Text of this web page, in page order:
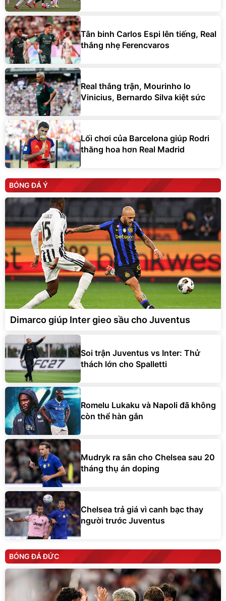
Tân binh Carlos Espi lên tiếng, Real
thắng nhẹ Ferencvaros
Real thắng trận, Mourinho lo
Vinicius, Bernardo Silva kiệt sức
Lối chơi của Barcelona giúp Rodri
thăng hoa hơn Real Madrid
BÓNG ĐÁ Ý
Dimarco giúp Inter gieo sầu cho Juventus
Soi trận Juventus vs Inter: Thử
thách lớn cho Spalletti
Romelu Lukaku và Napoli đã không
còn thể hàn gắn
Mudryk ra sân cho Chelsea sau 20
tháng thụ án doping
Chelsea trả giá vì canh bạc thay
người trước Juventus
BÓNG ĐÁ ĐỨC